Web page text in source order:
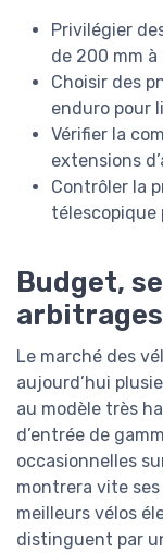
Privilégier
de 200 mm à
Choisir des
enduro pour
Vérifier la
extensions
Contrôler la
télescopique
Budget,
Le marché des
aujourd’hui
au modèle très
d’entrée de
occasionnelles
montrera vite
meilleurs vélos
distinguent par